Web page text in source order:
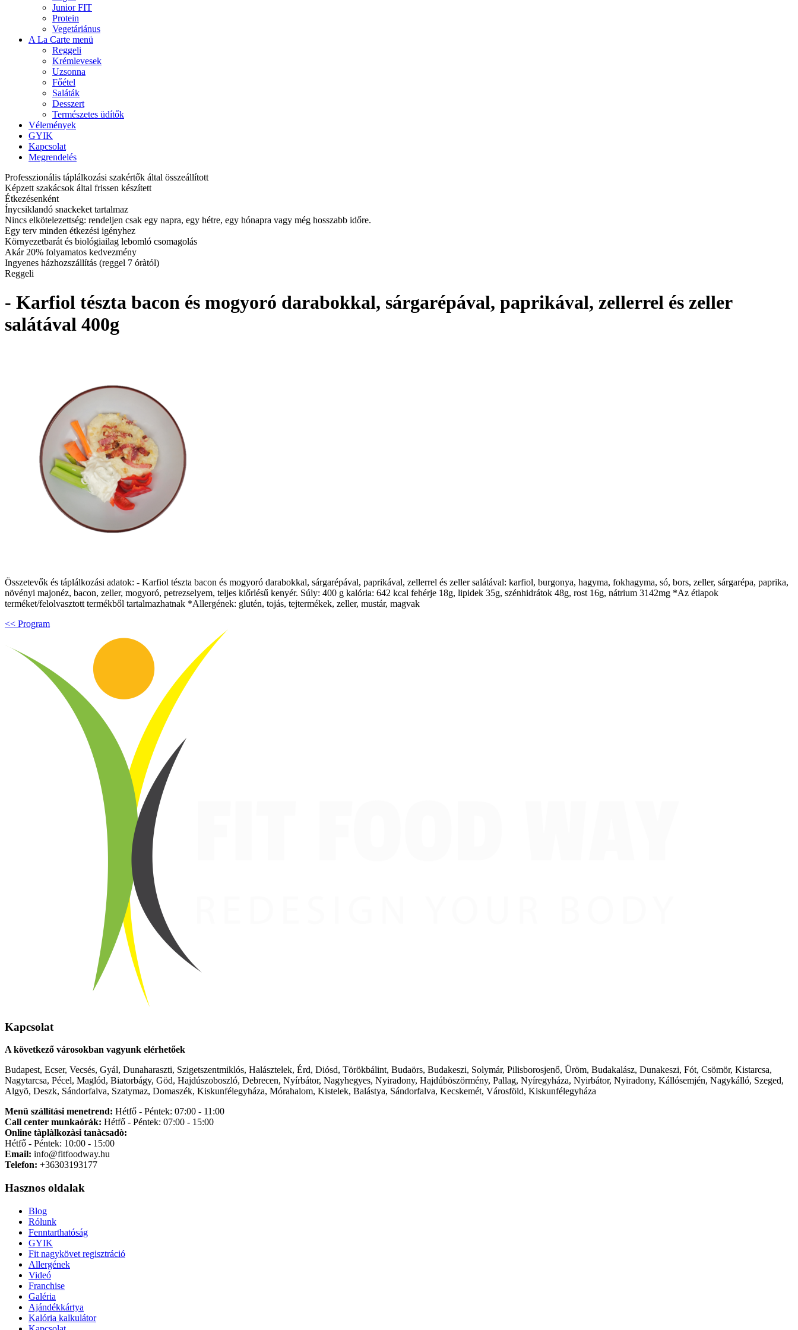
Junior FIT
Protein
Vegetáriánus
A La Carte menü
Reggeli
Krémlevesek
Uzsonna
Főétel
Saláták
Desszert
Természetes üdítők
Vélemények
GYIK
Kapcsolat
Megrendelés
Professzionális táplálkozási szakértők által összeállított
Képzett szakácsok által frissen készített
Étkezésenként
Ínycsiklandó snackeket tartalmaz
Nincs elkötelezettség: rendeljen csak egy napra, egy hétre, egy hónapra vagy még hosszabb időre.
Egy terv minden étkezési igényhez
Környezetbarát és biológiailag lebomló csomagolás
Akár 20% folyamatos kedvezmény
Ingyenes házhozszállítás (reggel 7 óràtól)
Reggeli
- Karfiol tészta bacon és mogyoró darabokkal, sárgarépával, paprikával, zellerrel és zeller
salátával 400g
Összetevők és táplálkozási adatok: - Karfiol tészta bacon és mogyoró darabokkal, sárgarépával, paprikával, zellerrel és zeller salátával: karfiol, burgonya, hagyma, fokhagyma, só, bors, zeller, sárgarépa, paprika,
növényi majonéz, bacon, zeller, mogyoró, petrezselyem, teljes kiőrlésű kenyér. Súly: 400 g kalória: 642 kcal fehérje 18g, lipidek 35g, szénhidrátok 48g, rost 16g, nátrium 3142mg *Az étlapok
terméket/felolvasztott termékből tartalmazhatnak *Allergének: glutén, tojás, tejtermékek, zeller, mustár, magvak
<< Program
Kapcsolat
A következő városokban vagyunk elérhetőek
Budapest, Ecser, Vecsés, Gyál, Dunaharaszti, Szigetszentmiklós, Halásztelek, Érd, Diósd, Törökbálint, Budaörs, Budakeszi, Solymár, Pilisborosjenő, Üröm, Budakalász, Dunakeszi, Fót, Csömör, Kistarcsa,
Nagytarcsa, Pécel, Maglód, Biatorbágy, Göd, Hajdúszoboszló, Debrecen, Nyírbátor, Nagyhegyes, Nyiradony, Hajdúböszörmény, Pallag, Nyíregyháza, Nyirbátor, Nyiradony, Kállósemjén, Nagykálló, Szeged,
Algyõ, Deszk, Sándorfalva, Szatymaz, Domaszék, Kiskunfélegyháza, Mórahalom, Kistelek, Balástya, Sándorfalva, Kecskemét, Városföld, Kiskunfélegyháza
Menü szállítási menetrend: Hétfő - Péntek: 07:00 - 11:00
Call center munkaórák: Hétfő - Péntek: 07:00 - 15:00
Online tàplàlkozàsi tanàcsadò:
Hétfő - Péntek: 10:00 - 15:00
Email: info@fitfoodway.hu
Telefon: +36303193177
Hasznos oldalak
Blog
Rólunk
Fenntarthatóság
GYIK
Fit nagykövet regisztráció
Allergének
Videó
Franchise
Galéria
Ajándékkártya
Kalória kalkulátor